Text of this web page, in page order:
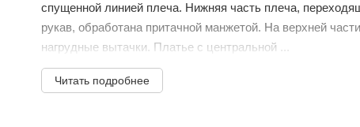
спущенной линией плеча. Нижняя часть плеча,
рукав, обработана притачной манжетой. На верхней
нагрудные вытачки. Платье с центральной ...
Читать подробнее